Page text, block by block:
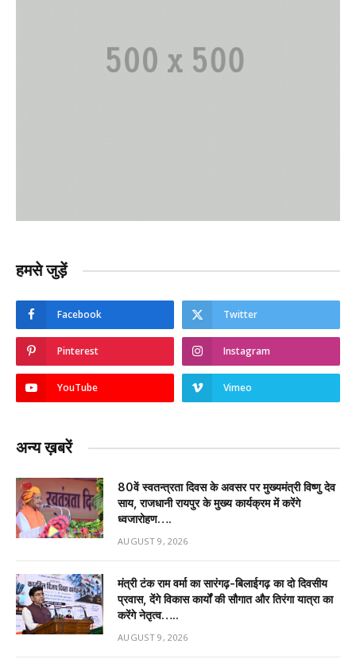
हमसे जुड़ें
Facebook Twitter
Pinterest Instagram
YouTube Vimeo
अन्य ख़बरें
80वें स्वतन्त्रता दिवस के अवसर पर मुख्यमंत्री विष्णु देव
साय, राजधानी रायपुर के मुख्य कार्यक्रम में करेंगे
ध्वजारोहण….
AUGUST 9, 2026
मंत्री टंक राम वर्मा का सारंगढ़-बिलाईगढ़ का दो दिवसीय
प्रवास, देंगे विकास कार्यों की सौगात और तिरंगा यात्रा का
करेंगे नेतृत्व…..
AUGUST 9, 2026